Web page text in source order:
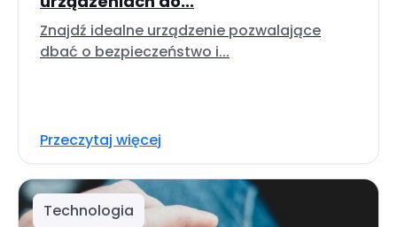
Znajdź idealne urządzenie pozwalające
dbać o bezpieczeństwo i...
Przeczytaj więcej
Technologia